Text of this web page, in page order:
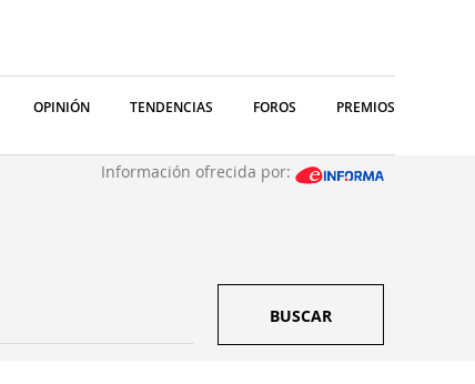
OPINIÓN TENDENCIAS FOROS PREMIOS
Información ofrecida por:
BUSCAR